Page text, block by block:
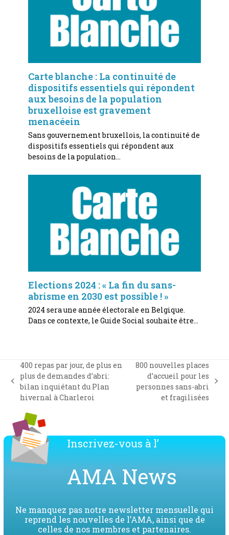
Carte blanche : La continuité de
dispositifs essentiels qui répondent
aux besoins de la population
bruxelloise est gravement
menacéein
Sans gouvernement bruxellois, la continuité de
dispositifs essentiels qui répondent aux
besoins de la population…
Elections 2024 : « La fin du sans-
abrisme en 2030 est possible ! »
2024 sera une année électorale en Belgique.
Dans ce contexte, le Guide Social souhaite être…
previous
post:
400 repas par jour, de plus en
plus de demandes d’abri:
bilan inquiétant du Plan
hivernal à Charleroi
next
800 nouvelles places
d’accueil pour les
personnes sans-abri
et fragilisées
Inscrivez-vous à l’
AMA News
Ne manquez pas notre newsletter mensuelle qui
reprend les nouvelles de l’AMA, ainsi que de
celles de nos membres et partenaires.